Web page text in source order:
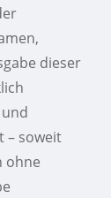
dieser
– soweit
ohne